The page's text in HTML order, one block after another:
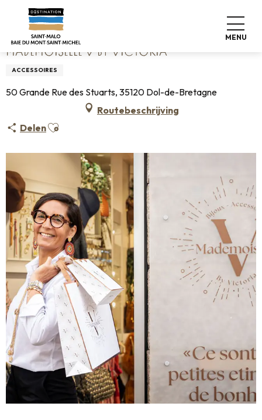
contenu
principal
MENU
Home Mademoiselle V by Victoria
MADEMOISELLE V BY VICTORIA
ACCESSOIRES
50 Grande Rue des Stuarts, 35120 Dol-de-Bretagne
Routebeschrijving
DelenAjouter aux favoris